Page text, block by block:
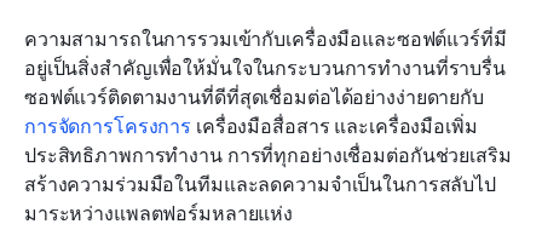
ความสามารถในการรวมเข้ากับเครื่องมือและซอฟต์แวร์ที่มี
อยู่เป็นสิ่งสำคัญเพื่อให้มั่นใจในกระบวนการทำงานที่ราบรื่น
การจัดการโครงการ เครื่องมือสื่อสาร และเครื่องมือเพิ่ม
ประสิทธิภาพการทำงาน การที่ทุกอย่างเชื่อมต่อกันช่วยเสริม
สร้างความร่วมมือในทีมและลดความจำเป็นในการสลับไป
มาระหว่างแพลตฟอร์มหลายแห่ง